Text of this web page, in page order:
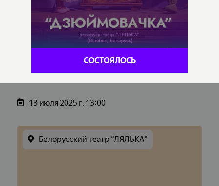
СОСТОЯЛОСЬ
13 июля 2025 г. 13:00
Белорусский театр “ЛЯЛЬКА”